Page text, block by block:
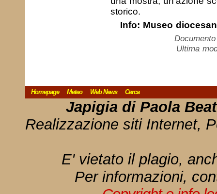
storico.
Info: Museo
Ultima
Homepage Meteo Web News Cerca
Japigia di Paola
Realizzazione siti Internet,
E' vietato il plagio,
Per informazioni,